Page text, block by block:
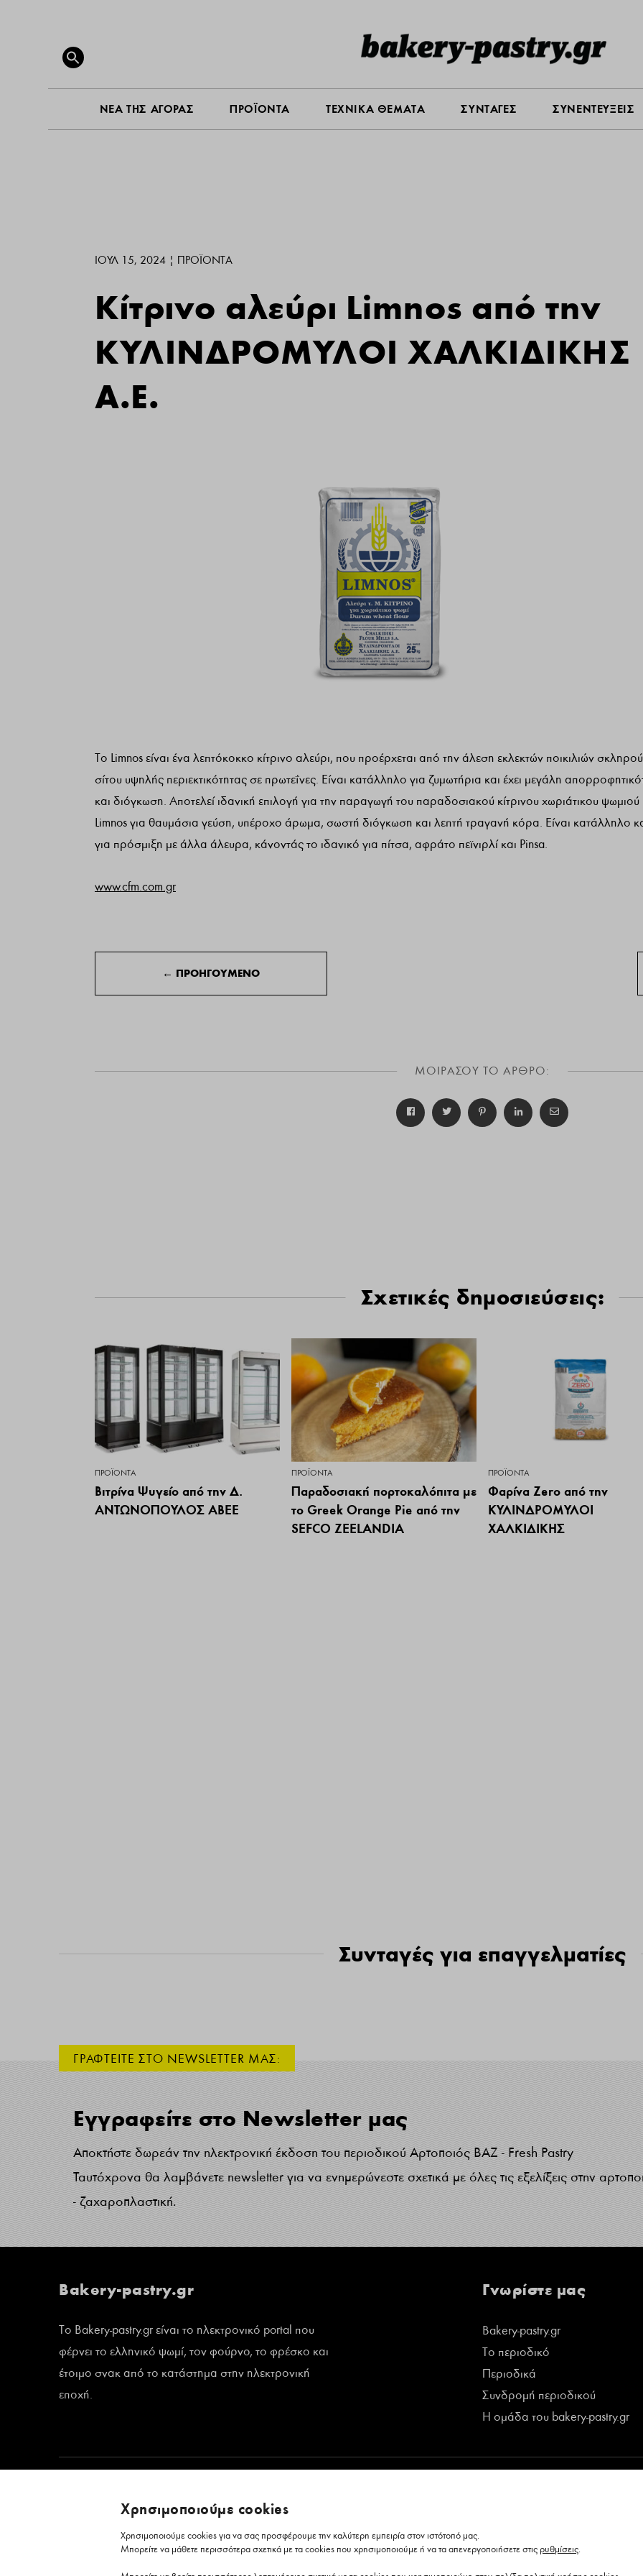
Search
for:
SEARCH BUTTON
ΝΕΑ ΤΗΣ ΑΓΟΡΑΣ ΠΡΟΪΟΝΤΑ ΤΕΧΝΙΚΑ ΘΕΜΑΤΑ ΣΥΝΤΑΓΕΣ ΣΥΝΕΝΤΕΥΞΕΙΣ
ΙΟΎΛ 15, 2024 | ΠΡΟΪΌΝΤΑ
Κίτρινο αλεύρι Limnos από την
ΚΥΛΙΝΔΡΟΜΥΛΟΙ ΧΑΛΚΙΔΙΚΗΣ
Α.Ε.
Το Limnos είναι ένα λεπτόκοκκο κίτρινο αλεύρι, που προέρχεται από την άλεση εκλεκτών ποικιλιών σκληρού
σίτου υψηλής περιεκτικότητας σε πρωτεΐνες. Είναι κατάλληλο για ζυμωτήρια και έχει μεγάλη
και διόγκωση. Αποτελεί ιδανική επιλογή για την παραγωγή του παραδοσιακού κίτρινου χωριάτικου ψωμιού
Limnos για θαυμάσια γεύση, υπέροχο άρωμα, σωστή διόγκωση και λεπτή τραγανή κόρα. Είναι κατάλληλο
για πρόσμιξη με άλλα άλευρα, κάνοντάς το ιδανικό για πίτσα, αφράτο πεϊνιρλί και Pinsa.
www.cfm.com.gr
← ΠΡΟΗΓΟΥΜΕΝΟ
ΜΟΙΡΑΣΟΥ ΤΟ ΑΡΘΡΟ:
Σχετικές δημοσιεύσεις:
ΠΡΟΪΌΝΤΑ
Βιτρίνα Ψυγείο από την Δ.
ΑΝΤΩΝΟΠΟΥΛΟΣ ΑΒΕΕ
ΠΡΟΪΌΝΤΑ
Παραδοσιακή πορτοκαλόπιτα με
το Greek Orange Pie από την
SEFCO ZEELANDIA
ΠΡΟΪΌΝΤΑ
Φαρίνα Zero από την
ΚΥΛΙΝΔΡΟΜΥΛΟΙ
ΧΑΛΚΙΔΙΚΗΣ
Συνταγές για επαγγελματίες
ΓΡΑΦΤΕΙΤΕ ΣΤΟ NEWSLETTER ΜΑΣ:
Εγγραφείτε στο Newsletter μας
Αποκτήστε δωρεάν την ηλεκτρονική έκδοση του περιοδικού Αρτοποιός ΒΑΖ - Fresh Pastry
Ταυτόχρονα θα λαμβάνετε newsletter για να ενημερώνεστε σχετικά με όλες τις εξελίξεις στην
- ζαχαροπλαστική.
Bakery-pastry.gr
Το Bakery-pastry.gr είναι το ηλεκτρονικό portal που
φέρνει το ελληνικό ψωμί, τον φούρνο, το φρέσκο και
έτοιμο σνακ από το κατάστημα στην ηλεκτρονική
εποχή.
Γνωρίστε μας
Bakery-pastry.gr
Το περιοδικό
Περιοδικά
Συνδρομή περιοδικού
Η ομάδα του bakery-pastry.gr
Χρησιμοποιούμε cookies
Χρησιμοποιούμε cookies για να σας προσφέρουμε την καλύτερη εμπειρία στον ιστότοπό μας.
Μπορείτε να μάθετε περισσότερα σχετικά με τα cookies που χρησιμοποιούμε ή να τα απενεργοποιήσετε στις ρυθμίσεις.